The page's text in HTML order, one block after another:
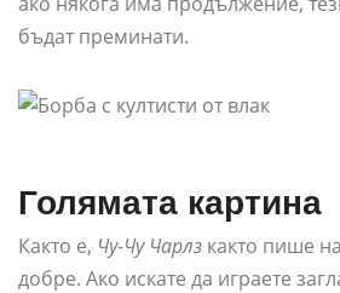
бъдат преминати.
Голямата картина
Както е, Чу-Чу Чарлз както пише
добре. Ако искате да играете